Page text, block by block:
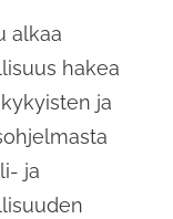
alkaa
hakea
ja
ja